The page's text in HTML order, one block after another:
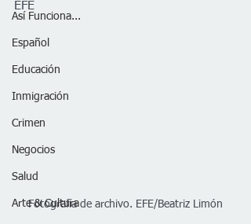
Así Funciona...
Español
Educación
Inmigración
Crimen
Negocios
Salud
Arte & Cultura
EFE
Fotografía de archivo. EFE/Beatriz Limón